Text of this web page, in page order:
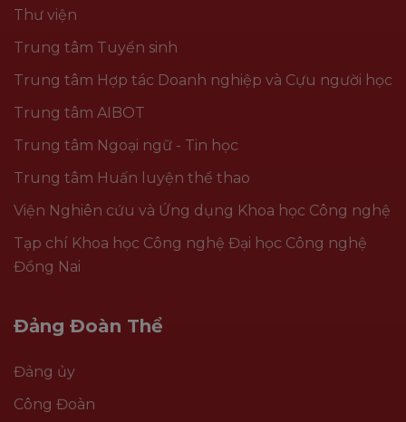
Thư viện
Trung tâm Tuyển sinh
Trung tâm Hợp tác Doanh nghiệp và Cựu người học
Trung tâm AIBOT
Trung tâm Ngoại ngữ - Tin học
Trung tâm Huấn luyện thể thao
Viện Nghiên cứu và Ứng dụng Khoa học Công nghệ
Tạp chí Khoa học Công nghệ Đại học Công nghệ
Đồng Nai
Đảng Đoàn Thể
Đảng ủy
Công Đoàn